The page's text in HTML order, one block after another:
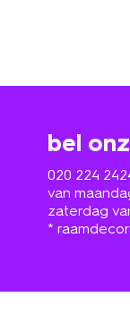
bel
020 224
van
zaterdag
*